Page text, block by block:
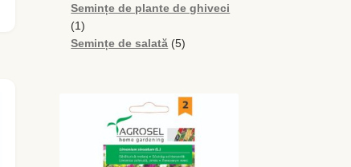
produse
Semințe de plante de ghiveci
11
produs
Semințe de salată 55